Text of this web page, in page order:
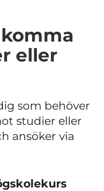
eller
som behöver
studier eller
ansöker via